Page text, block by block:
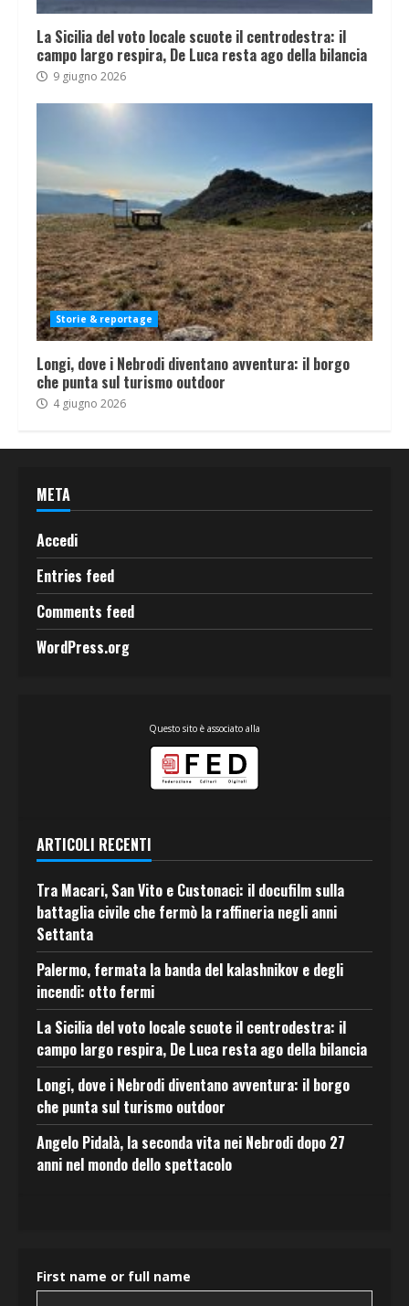
La Sicilia del voto locale scuote il centrodestra: il
campo largo respira, De Luca resta ago della bilancia
9 giugno 2026
Storie & reportage
Longi, dove i Nebrodi diventano avventura: il borgo
che punta sul turismo outdoor
4 giugno 2026
META
Accedi
Entries feed
Comments feed
WordPress.org
Questo sito è associato alla
ARTICOLI RECENTI
Tra Macari, San Vito e Custonaci: il docufilm sulla
battaglia civile che fermò la raffineria negli anni
Settanta
Palermo, fermata la banda del kalashnikov e degli
incendi: otto fermi
La Sicilia del voto locale scuote il centrodestra: il
campo largo respira, De Luca resta ago della bilancia
Longi, dove i Nebrodi diventano avventura: il borgo
che punta sul turismo outdoor
Angelo Pidalà, la seconda vita nei Nebrodi dopo 27
anni nel mondo dello spettacolo
First name or full name